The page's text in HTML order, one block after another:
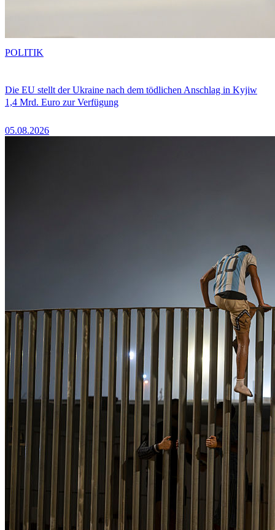
Die EU stellt der Ukraine nach dem tödlichen Anschlag in Kyjiw
1,4 Mrd. Euro zur Verfügung
05.08.2026
POLITIK